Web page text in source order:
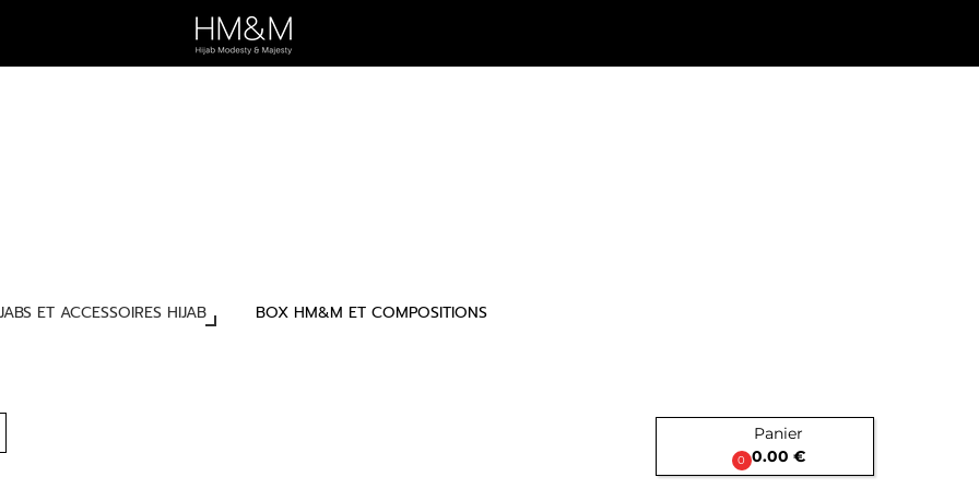
ET ACCESSOIRES HIJAB BOX HM&M ET COMPOSITIONS
0
Panier
0.00 €